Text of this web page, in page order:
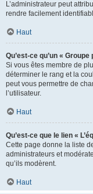
L’administrateur peut
rendre facilement
Haut
Qu’est-ce qu’un «
Si vous êtes membre de
déterminer le rang et la
peut vous permettre de
l’utilisateur.
Haut
Qu’est-ce que le lien «
Cette page donne la liste
administrateurs et
qu’ils modèrent.
Haut